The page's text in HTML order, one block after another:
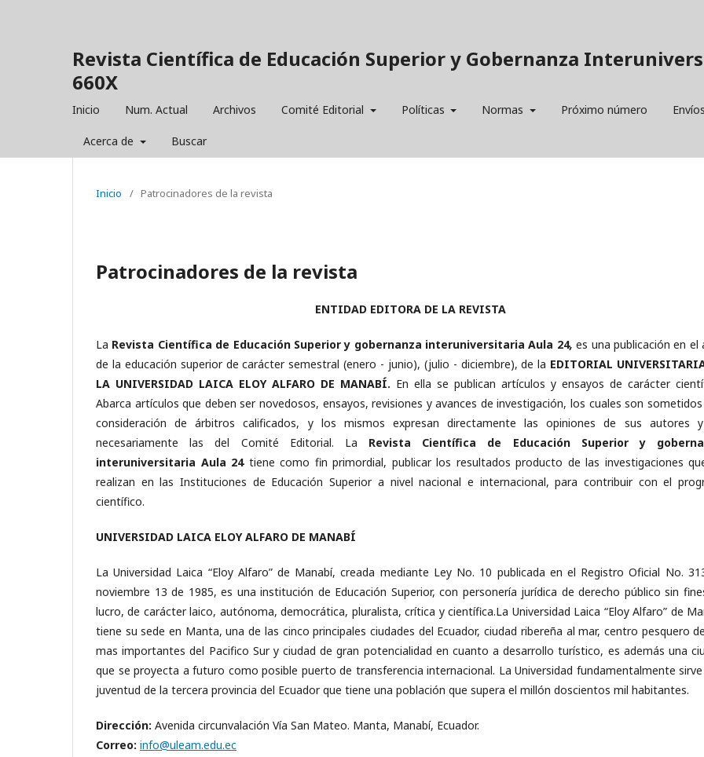
Revista Científica de Educación Superior y Gobernanza
660X
Inicio Num. Actual Archivos Comité Editorial Políticas Normas Próximo número
Acerca de Buscar
Inicio / Patrocinadores de la revista
Patrocinadores de la revista
ENTIDAD EDITORA DE LA REVISTA
La Revista Científica de Educación Superior y gobernanza interuniversitaria Aula 24, es una publicación en el
de la educación superior de carácter semestral (enero - junio), (julio - diciembre), de la EDITORIAL
LA UNIVERSIDAD LAICA ELOY ALFARO DE MANABÍ. En ella se publican artículos y ensayos de carácter
Abarca artículos que deben ser novedosos, ensayos, revisiones y avances de investigación, los cuales son
consideración de árbitros calificados, y los mismos expresan directamente las opiniones de sus autores
necesariamente las del Comité Editorial. La Revista Científica de Educación Superior y
interuniversitaria Aula 24tiene como fin primordial, publicar los resultados producto de las investigaciones
realizan en las Instituciones de Educación Superior a nivel nacional e internacional, para contribuir con el
científico.
UNIVERSIDAD LAICA ELOY ALFARO DE MANABÍ
La Universidad Laica “Eloy Alfaro” de Manabí, creada mediante Ley No. 10 publicada en el Registro Oficial No.
noviembre 13 de 1985, es una institución de Educación Superior, con personería jurídica de derecho público sin
lucro, de carácter laico, autónoma, democrática, pluralista, crítica y científica.La Universidad Laica “Eloy Alfaro” de
tiene su sede en Manta, una de las cinco principales ciudades del Ecuador, ciudad ribereña al mar, centro pesquero
mas importantes del Pacifico Sur y ciudad de gran potencialidad en cuanto a desarrollo turístico, es además una
que se proyecta a futuro como posible puerto de transferencia internacional. La Universidad fundamentalmente
juventud de la tercera provincia del Ecuador que tiene una población que supera el millón doscientos mil habitantes.
Dirección: Avenida circunvalación Vía San Mateo. Manta, Manabí, Ecuador.
Correo: info@uleam.edu.ec